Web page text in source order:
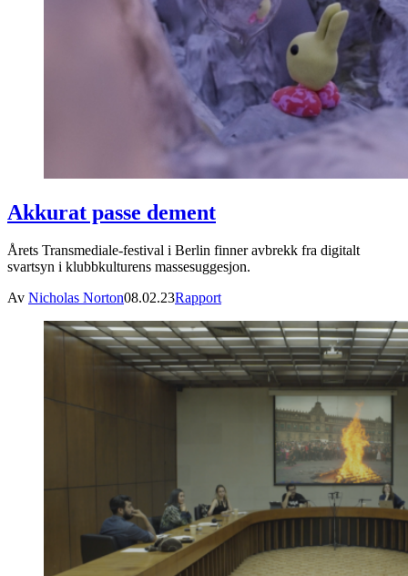
Akkurat passe dement
Årets Transmediale-festival i Berlin finner avbrekk fra digitalt
svartsyn i klubbkulturens massesuggesjon.
Av Nicholas Norton08.02.23Rapport